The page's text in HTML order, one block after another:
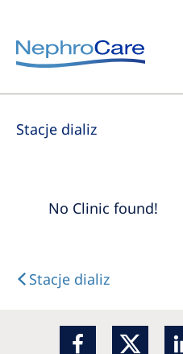
Europe
Czech Republic
Netherlands
Portugal
Stacje dializ
No Clinic found!
Stacje dializ